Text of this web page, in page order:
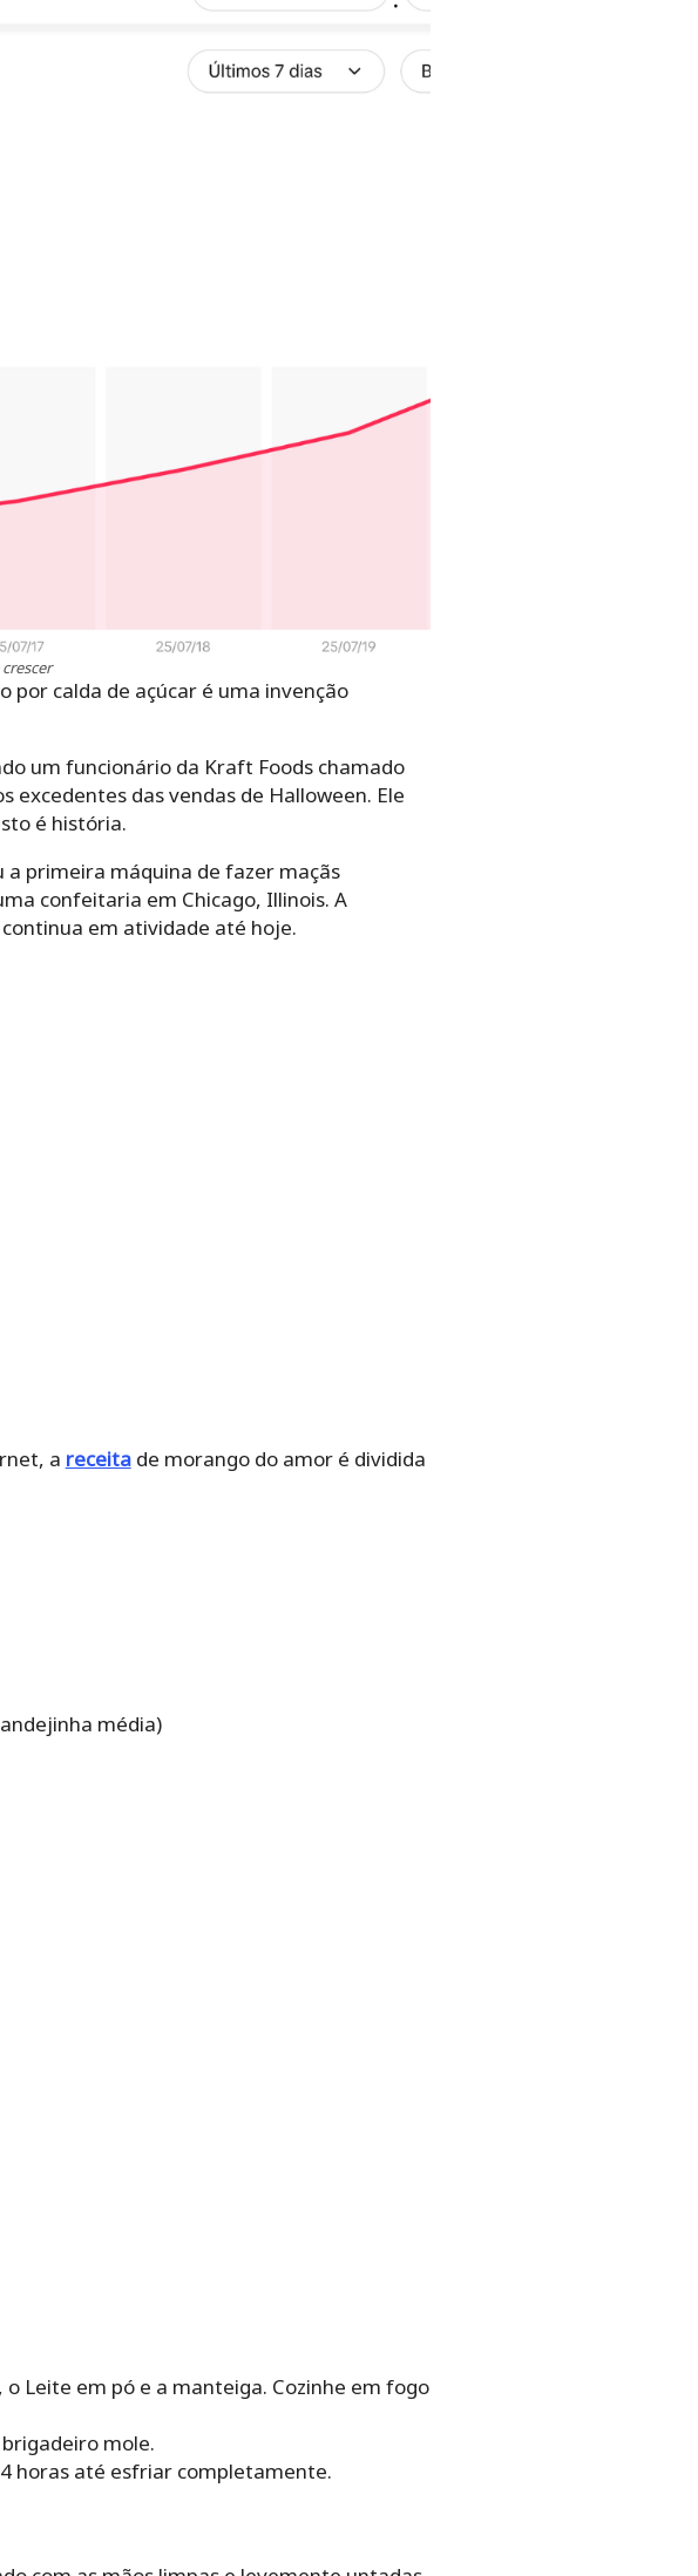
por calda de açúcar é uma invenção
um funcionário da Kraft Foods chamado
das vendas de Halloween. Ele
é história.
primeira máquina de fazer maçãs
confeitaria em Chicago, Illinois. A
em atividade até hoje.
a receitade morango do amor é dividida
média)
Leite em pó e a manteiga. Cozinhe em fogo
mole.
horas até esfriar completamente.